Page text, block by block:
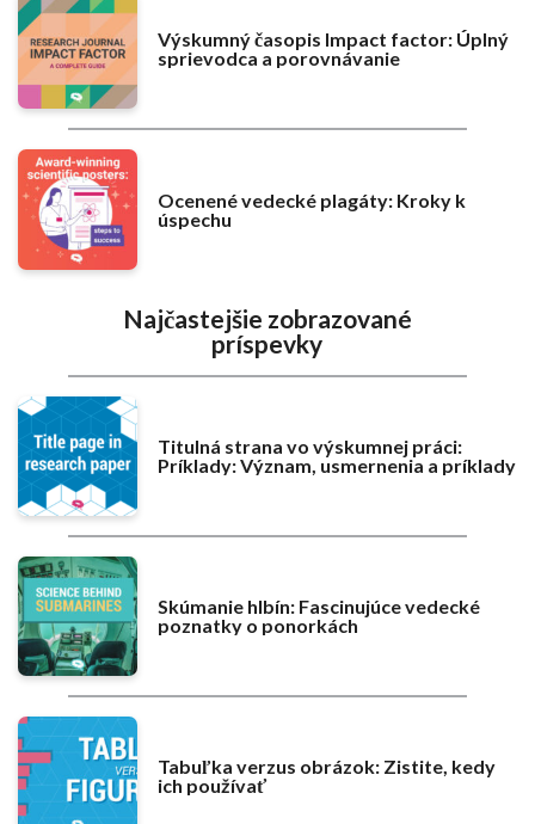
Výskumný časopis Impact factor: Úplný
sprievodca a porovnávanie
Ocenené vedecké plagáty: Kroky k
úspechu
Najčastejšie zobrazované
príspevky
Titulná strana vo výskumnej práci:
Príklady: Význam, usmernenia a príklady
Skúmanie hlbín: Fascinujúce vedecké
poznatky o ponorkách
Tabuľka verzus obrázok: Zistite, kedy
ich používať